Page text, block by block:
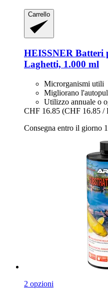
Carrello
HEISSNER Batteri
Laghetti, 1.000 ml
Microrganismi utili
Migliorano
Utilizzo annuale o
CHF 16.85 (CHF 16.85 /
Consegna entro il giorno
2 opzioni